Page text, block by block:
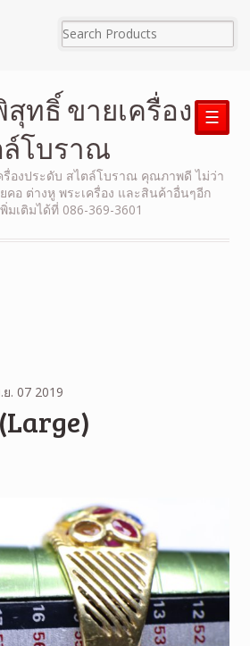
ทธิ์ ขายเครื่อง
โบราณ
รื่องประดับ สไตล์โบราณ คุณภาพดี ไม่ว่า
คอ ต่างหู พระเครื่อง และสินค้าอื่นๆอีก
เติมได้ที่ 086-369-3601
☰
ย. 07 2019